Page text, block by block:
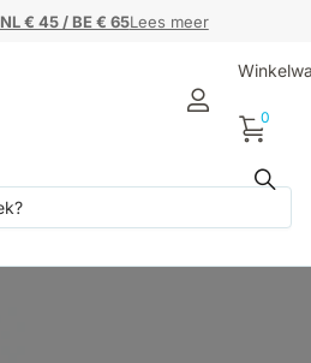
NL € 45 / BE € 65Lees meer
NL € 45 / BE € 65
0